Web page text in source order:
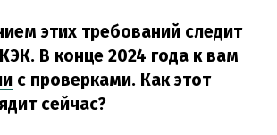
этих требований следит
В конце 2024 года к вам
с проверками. Как этот
сейчас?